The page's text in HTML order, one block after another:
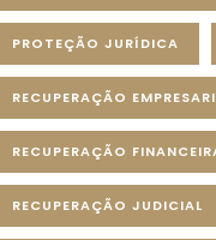
PROTEÇÃO JURÍDICA
RECUPERAÇÃO
RECUPERAÇÃO
RECUPERAÇÃO JUDICIAL